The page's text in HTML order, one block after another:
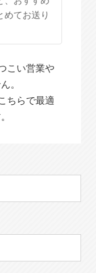
めてお送り
こい営業や
。
ちらで最適